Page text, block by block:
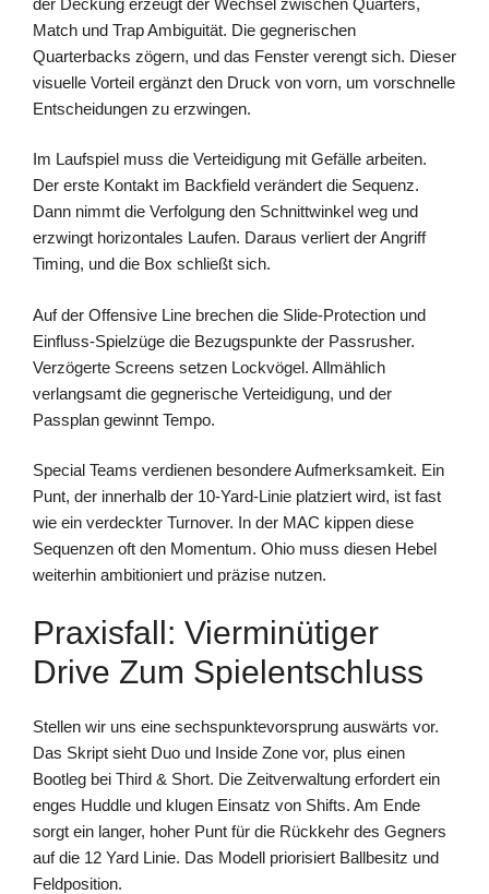
Match und Trap Ambiguität. Die gegnerischen
Quarterbacks zögern, und das Fenster verengt sich. Dieser
visuelle Vorteil ergänzt den Druck von vorn, um vorschnelle
Entscheidungen zu erzwingen.
Im Laufspiel muss die Verteidigung mit Gefälle arbeiten.
Der erste Kontakt im Backfield verändert die Sequenz.
Dann nimmt die Verfolgung den Schnittwinkel weg und
erzwingt horizontales Laufen. Daraus verliert der Angriff
Timing, und die Box schließt sich.
Auf der Offensive Line brechen die Slide-Protection und
Einfluss-Spielzüge die Bezugspunkte der Passrusher.
Verzögerte Screens setzen Lockvögel. Allmählich
verlangsamt die gegnerische Verteidigung, und der
Passplan gewinnt Tempo.
Special Teams verdienen besondere Aufmerksamkeit. Ein
Punt, der innerhalb der 10-Yard-Linie platziert wird, ist fast
wie ein verdeckter Turnover. In der MAC kippen diese
Sequenzen oft den Momentum. Ohio muss diesen Hebel
weiterhin ambitioniert und präzise nutzen.
Praxisfall: Vierminütiger
Drive Zum Spielentschluss
Stellen wir uns eine sechspunktevorsprung auswärts vor.
Das Skript sieht Duo und Inside Zone vor, plus einen
Bootleg bei Third & Short. Die Zeitverwaltung erfordert ein
enges Huddle und klugen Einsatz von Shifts. Am Ende
sorgt ein langer, hoher Punt für die Rückkehr des Gegners
auf die 12 Yard Linie. Das Modell priorisiert Ballbesitz und
Feldposition.